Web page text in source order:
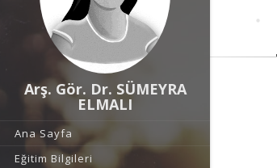
Arş. Gör. Dr. SÜMEYRA
ELMALI
Ana Sayfa
Eğitim Bilgileri